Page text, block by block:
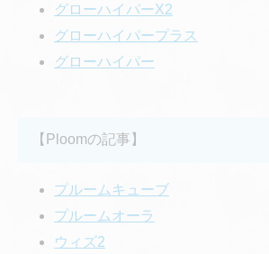
グローハイパーX2
グローハイパープラス
グローハイパー
【Ploomの記事】
プルームキューブ
プルームオーラ
ウィズ2